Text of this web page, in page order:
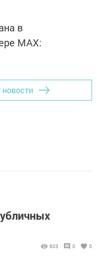
в
MАХ:
новости
603 0 0